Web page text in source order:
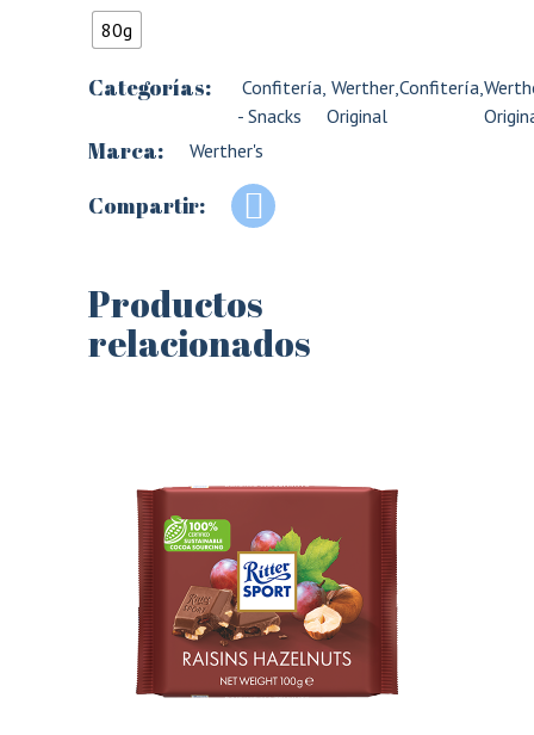
80g
Categorías:
Confitería
- Snacks
, Werther
Original
,Confitería,
Marca: Werther's
Compartir:
Productos
relacionados